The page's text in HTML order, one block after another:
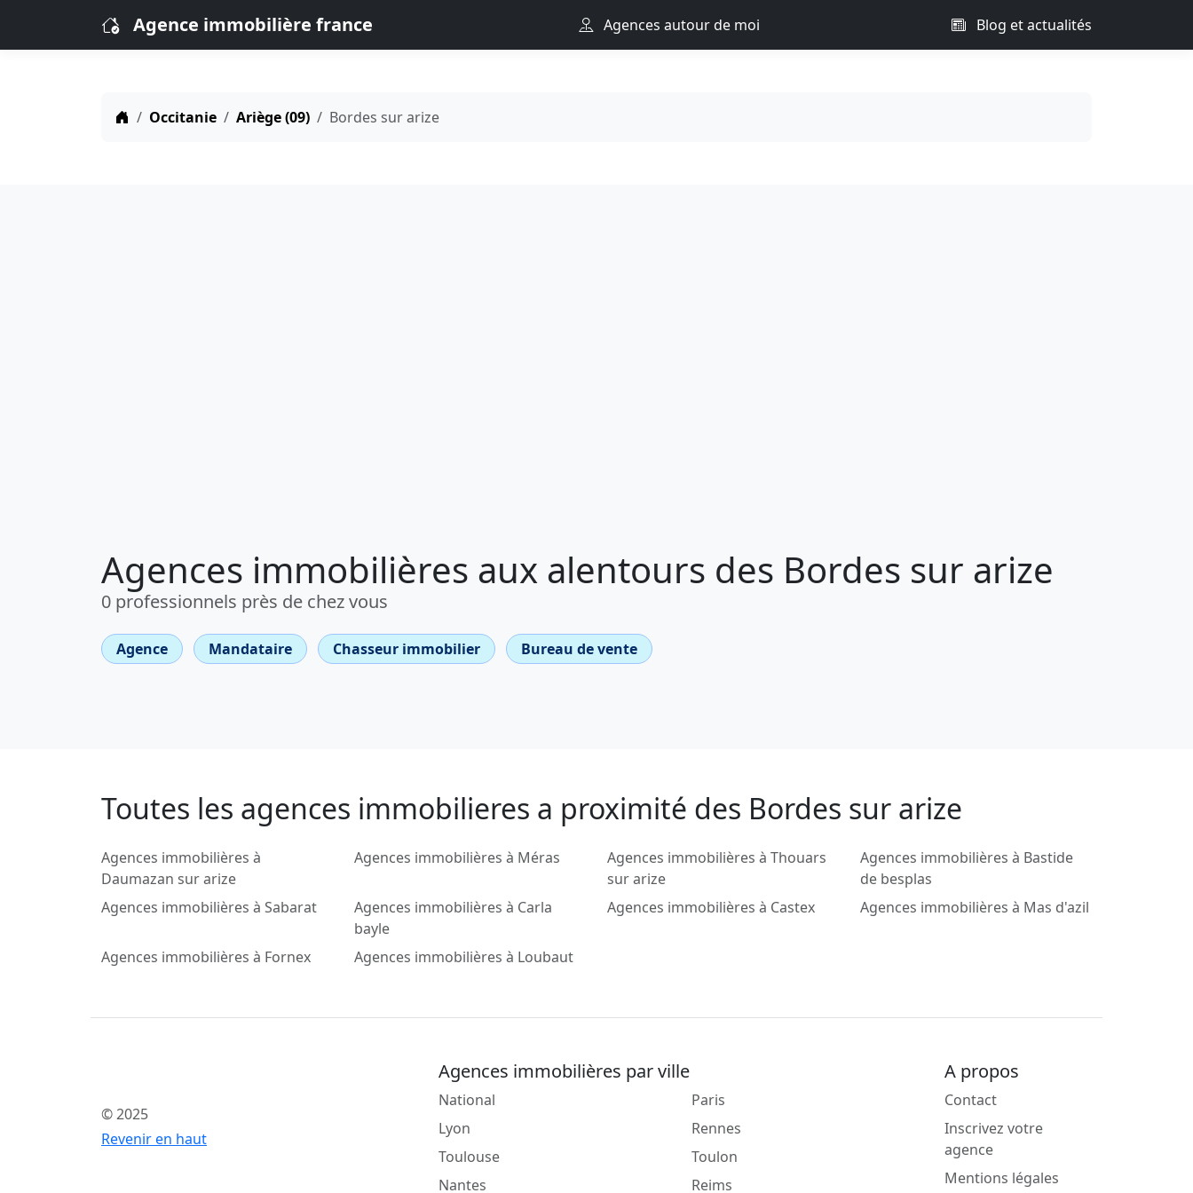
Agence immobilière france Agences autour de moi Blog et actualités
Occitanie Ariège (09) Bordes sur arize
Agences immobilières aux alentours des Bordes sur arize
0 professionnels près de chez vous
Agence Mandataire Chasseur immobilier Bureau de vente
Toutes les agences immobilieres a proximité des Bordes sur arize
Agences immobilières à
Daumazan sur arize
Agences immobilières à Méras
Agences immobilières à Thouars
sur arize
Agences immobilières à Bastide
de besplas
Agences immobilières à Sabarat
Agences immobilières à Carla
bayle
Agences immobilières à Castex Agences immobilières à Mas d'azil
Agences immobilières à Fornex Agences immobilières à Loubaut
© 2025
Revenir en haut
Agences immobilières par ville
National
Lyon
Toulouse
Nantes
Paris
Rennes
Toulon
Reims
A propos
Contact
Inscrivez votre
agence
Mentions légales